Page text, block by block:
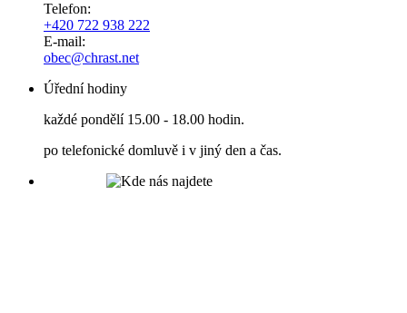
Telefon:
+420 722 938 222
E-mail:
obec@chrast.net
Úřední hodiny
každé pondělí 15.00 - 18.00 hodin.
po telefonické domluvě i v jiný den a čas.